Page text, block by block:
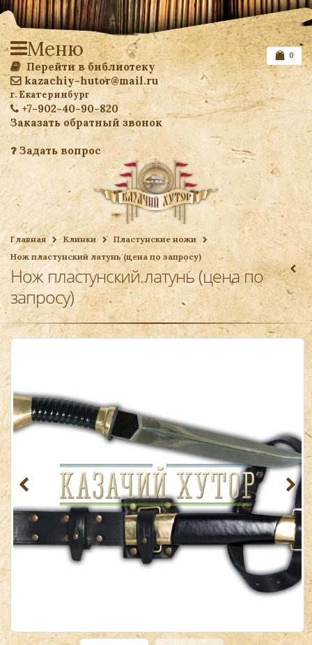
Перейти в библиотеку
kazachiy-hutor@mail.ru
г. Екатеринбург
+7-902-40-90-820
Заказать обратный звонок
Задать вопрос
Список желаемого
Ваша корзина
0
Меню
Главная Клинки
Пластунские ножи
Нож пластунский латунь (цена по запросу)
Нож пластунский латунь (цена по
запросу)